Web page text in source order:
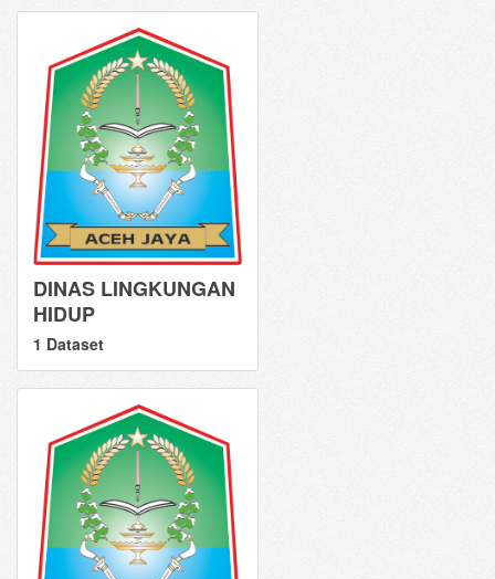
DINAS LINGKUNGAN
HIDUP
1 Dataset